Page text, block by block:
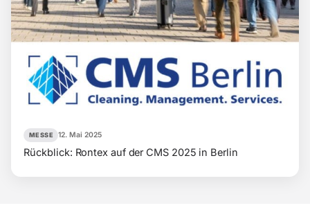
MESSE 12. Mai 2025
Rückblick: Rontex auf der CMS 2025 in Berlin